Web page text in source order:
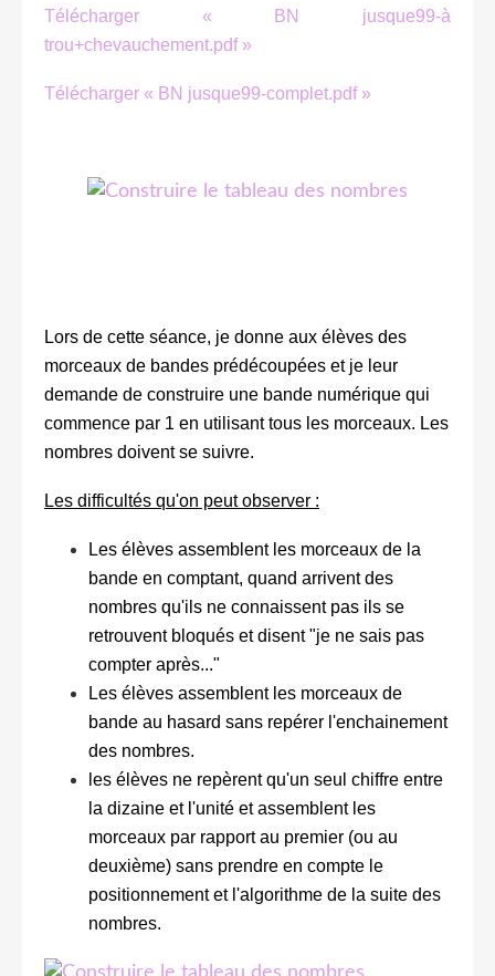
Télécharger « BN jusque99-à
trou+chevauchement.pdf »
Télécharger « BN jusque99-complet.pdf »
Lors de cette séance, je donne aux élèves des
morceaux de bandes prédécoupées et je leur
demande de construire une bande numérique qui
commence par 1 en utilisant tous les morceaux. Les
nombres doivent se suivre.
Les difficultés qu'on peut observer :
Les élèves assemblent les morceaux de la
bande en comptant, quand arrivent des
nombres qu'ils ne connaissent pas ils se
retrouvent bloqués et disent "je ne sais pas
compter après..."
Les élèves assemblent les morceaux de
bande au hasard sans repérer l'enchainement
des nombres.
les élèves ne repèrent qu'un seul chiffre entre
la dizaine et l'unité et assemblent les
morceaux par rapport au premier (ou au
deuxième) sans prendre en compte le
positionnement et l'algorithme de la suite des
nombres.